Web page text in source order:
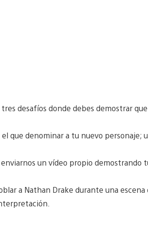
tres desafíos donde debes demostrar
que denominar a tu nuevo personaje;
un vídeo propio demostrando
a Nathan Drake durante una escena